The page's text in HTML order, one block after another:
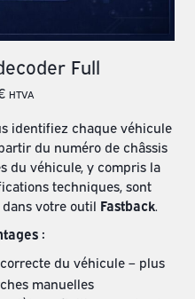
Full
HTVA
identifiez chaque véhicule
du numéro de châssis
du véhicule, y compris la
techniques, sont
votre outil Fastback.
:
du véhicule – plus
manuelles